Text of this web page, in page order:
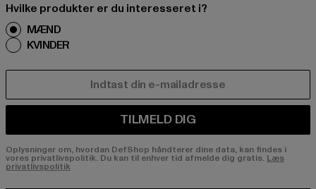
Hvilke produkter er du interesseret i?
MÆND
KVINDER
TILMELD DIG
Oplysninger om, hvordan DefShop håndterer dine data, kan findes i
vores privatlivspolitik. Du kan til enhver tid afmelde dig gratis. Læs
privatlivspolitik